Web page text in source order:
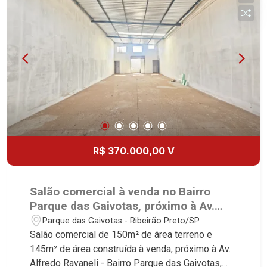
R$ 370.000,00 V
Salão comercial à venda no Bairro
Parque das Gaivotas, próximo à Av.
Alfredo Ravaneli - Ribeirão Preto/SP.
Parque das Gaivotas - Ribeirão Preto/SP
Salão comercial de 150m² de área terreno e
145m² de área construída à venda, próximo à Av.
Alfredo Ravaneli - Bairro Parque das Gaivotas,